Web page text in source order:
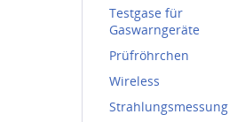
Testgase für
Gaswarngeräte
Prüfröhrchen
Wireless
Strahlungsmessung